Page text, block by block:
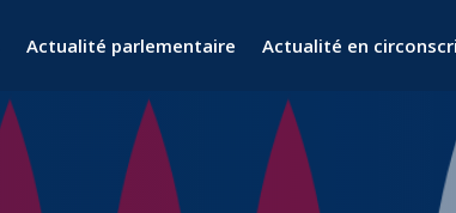
Actualité parlementaire Actualité en